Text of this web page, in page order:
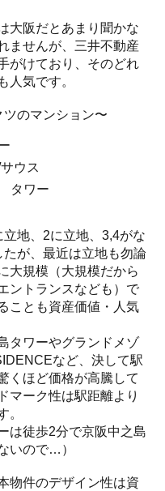
大阪だとあまり聞かな
ませんが、三井不動産
がけており、そのどれ
人気です。
のマンション〜
ウス
タワー
地、2に立地、3,4がな
が、最近は立地も勿論
大規模（大規模だから
ントランスなども）で
ことも資産価値・人気
タワーやグランドメゾ
など、決して駅
くほど価格が高騰して
マーク性は駅距離より
。
は徒歩2分で京阪中之島
いので…）
物件のデザイン性は資